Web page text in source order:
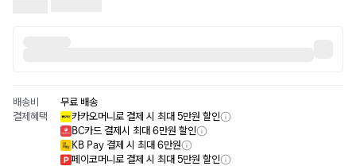
배송비
무료 배송
결제혜택
카카오머니로 결제 시 최대 5만원 할인
BC카드 결제시 최대 6만원 할인
KB Pay 결제 시 최대 6만원
페이코머니로 결제 시 최대 5만원 할인